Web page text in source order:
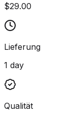
$29.00
Lieferung
1 day
Qualität